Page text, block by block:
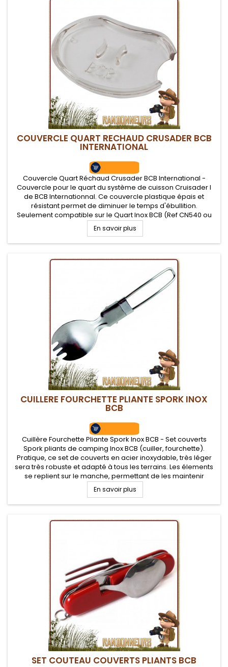
COUVERCLE QUART RECHAUD CRUSADER BCB
INTERNATIONAL
Couvercle Quart Réchaud Crusader BCB International -
Couvercle pour le quart du système de cuisson Cruisader I
de BCB Internationnal. Ce couvercle plastique épais et
résistant permet de diminuer le temps d'ébullition.
Seulement compatible sur le Quart Inox BCB (Ref CN540 ou
CN540B)
En savoir plus
CUILLERE FOURCHETTE PLIANTE SPORK INOX
BCB
Cuillère Fourchette Pliante Spork Inox BCB - Set couverts
Spork pliants de camping Inox BCB (cuiller, fourchette).
Pratique, ce set de couverts en acier inoxydable, très léger
sera très robuste et adapté à tous les terrains. Les élements
se replient sur le manche, permettant de les maintenir
groupés
En savoir plus
SET COUTEAU COUVERTS PLIANTS BCB